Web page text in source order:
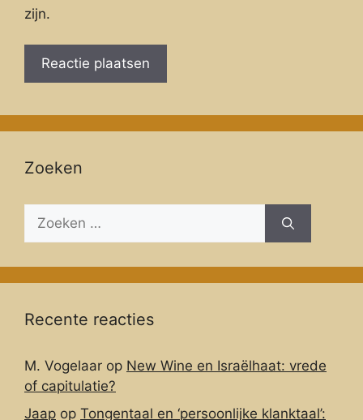
zijn.
Zoeken
Zoeken
Recente reacties
M. Vogelaar op New Wine en Israëlhaat: vrede
of capitulatie?
Jaap op Tongentaal en ‘persoonlijke klanktaal’: